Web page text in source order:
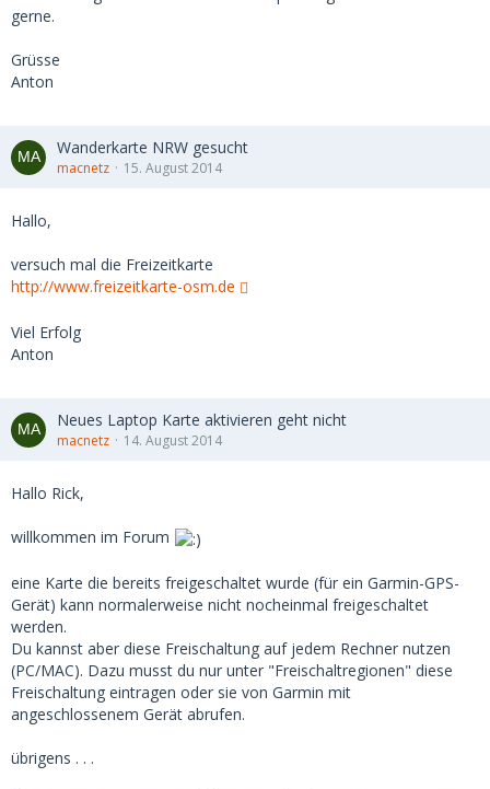
gerne.
Grüsse
Anton
Wanderkarte NRW gesucht
macnetz 15. August 2014
Hallo,
versuch mal die Freizeitkarte
http://www.freizeitkarte-osm.de
Viel Erfolg
Anton
Neues Laptop Karte aktivieren geht nicht
macnetz 14. August 2014
Hallo Rick,
willkommen im Forum
eine Karte die bereits freigeschaltet wurde (für ein Garmin-GPS-
Gerät) kann normalerweise nicht nocheinmal freigeschaltet
werden.
Du kannst aber diese Freischaltung auf jedem Rechner nutzen
(PC/MAC). Dazu musst du nur unter "Freischaltregionen" diese
Freischaltung eintragen oder sie von Garmin mit
angeschlossenem Gerät abrufen.
übrigens . . .